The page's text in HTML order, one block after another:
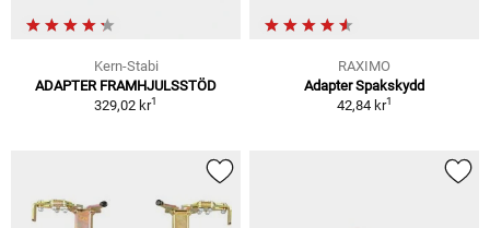
Kern-Stabi
ADAPTER FRAMHJULSSTÖD
329,02 kr1
RAXIMO
Adapter Spakskydd
42,84 kr1